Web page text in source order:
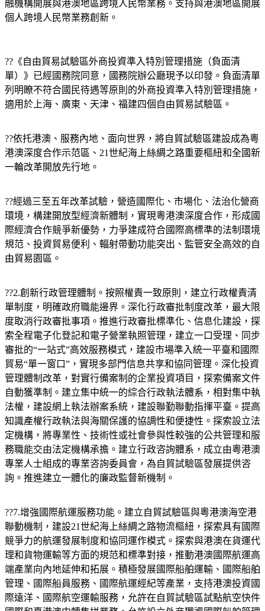
融機構開展與港澳地區跨境人民幣業務。支持與港澳地區開展
個人跨境人民幣業務創新。
??《自由貿易試驗區外商投資準入特別管理措施（負面清
單）》已經國務院同意，國務院辦公廳現予以印發。負面清單
列明瞭不符合國民待遇等原則的外商投資準入特別管理措施，
適用於上海、廣東、天津、福建四個自由貿易試驗區。
??依托港澳、服務內地、面向世界，將自貿試驗區建設成為粵
港澳深度合作示范區、21世紀海上絲綢之路重要樞紐和全國新
一輪改革開放先行地。
??經過三至五年改革試驗，營造國際化、市場化、法治化營商
環境，構建開放型經濟新體制，實現粵港澳深度合作，形成國
際經濟合作競爭新優勢，力爭建成符合國際高標準的法制環境
規范、投資貿易便利、輻射帶動功能突出、監管安全高效的自
由貿易園區。
??2.創新行政管理體制。按照權責一致原則，建立行政權責清
單制度，明確政府職能邊界。深化行政審批制度改革，最大限
度取消行政審批事項。推進行政審批標準化、信息化建設，探
索全程電子化登記和電子營業執照管理，建立一口受理、同步
審批的“一站式”高效服務模式，建設市場準入統一平臺和國際
貿易“單一窗口”，實現多部門信息共享和協同管理。深化投資
管理體制改革，對實行備案制的企業投資項目，探索備案文件
自動獲準制。建立集中統一的綜合行政執法體系，相對集中執
法權，建設網上執法辦案系統，建設聯勤聯動指揮平臺。提高
知識產權行政執法與海關保護的協調性和便捷性。探索設立法
定機構，將專業性、技術性或社會參與性較強的公共管理和服
務職能交由法定機構承擔。建立行政咨詢體系，成立由粵港澳
專業人士組成的專業咨詢委員會，為自貿試驗區發展提供咨
詢。推進建立一體化的廉政監督新機制。
??7.增強國際航運服務功能。建立自貿試驗區與粵港澳海空港
聯動機制，建設21世紀海上絲綢之路物流樞紐，探索具有國際
競爭力的航運發展制度和協同運作模式。探索與港澳在貨運代
理和貨物運輸等方面的規范和標準對接，推動港澳國際航運高
端產業向內地延伸和拓展。積極發展國際船舶運輸、國際船舶
管理、國際船員服務、國際航運經紀等產業，支持港澳投資國
際遠洋、國際航空運輸服務，允許在自貿試驗區試點航空快件